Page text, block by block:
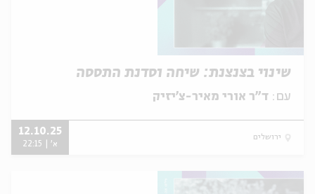
שינוי בצנצנת: שיחה וסדנת התססה
עם: ד"ר אורי מאיר-צ'יזיק
ירושלים
12.10.25
א' | 22:15